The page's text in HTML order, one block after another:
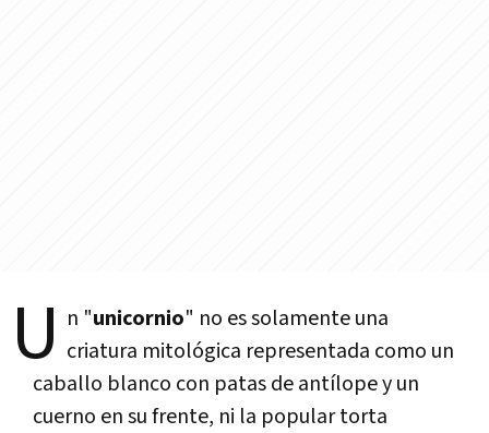
U n "unicornio" no es solamente una
criatura mitológica representada como un
caballo blanco con patas de antílope y un
cuerno en su frente, ni la popular torta